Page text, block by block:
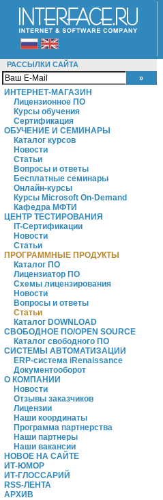
РАССЫЛКИ САЙТА
ИНТЕРНЕТ-МАГАЗИН
Лицензионное ПО
Курсы обучения
Сертификация
ОБУЧЕНИЕ И СЕМИНАРЫ
Каталог курсов
Новости
Статьи
Вопросы и ответы
Бесплатные семинары
Онлайн-курсы
Курсы Microsoft On-Demand
Кафедра МФТИ
ЦЕНТР ТЕСТИРОВАНИЯ
IT-Сертификации
Новости
Статьи
ПРОГРАММНЫЕ ПРОДУКТЫ
Каталог ПО
Лицензиатор ПО
Схемы лицензирования
Новости
Вопросы и ответы
Статьи
Каталог DOWNLOAD
СВОБОДНОЕ ПО/OPEN SOURCE
Каталог свободного ПО
СИСТЕМЫ АВТОМАТИЗАЦИИ
ERP-система iRenaissance
Документооборот
О КОМПАНИИ
Новости
Отзывы заказчиков
Лицензии
Наши координаты
Программа партнерства
Наши партнеры
Наши вакансии
НОВОЕ НА САЙТЕ
ИТ-ЮМОР
ИТ-ГЛОССАРИЙ
RSS-ЛЕНТА
АРХИВ